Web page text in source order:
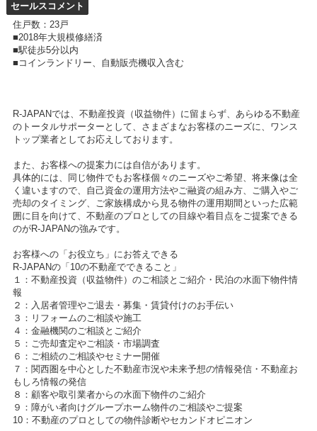
セールスコメント
住戸数：23戸
■2018年大規模修繕済
■駅徒歩5分以内
■コインランドリー、自動販売機収入含む
R-JAPANでは、不動産投資（収益物件）に留まらず、あらゆる不動産
のトータルサポーターとして、さまざまなお客様のニーズに、ワンス
トップ業者としてお応えしております。
また、お客様への提案力には自信があります。
具体的には、同じ物件でもお客様個々のニーズやご希望、将来像は全
く違いますので、自己資金の運用方法やご融資の組み方、ご購入やご
売却のタイミング、ご家族構成から見る物件の運用期間といった広範
囲に目を向けて、不動産のプロとしての目線や着目点をご提案できる
のがR-JAPANの強みです。
お客様への「お役立ち」にお答えできる
R-JAPANの「10の不動産でできること」
１：不動産投資（収益物件）のご相談とご紹介・民泊の水面下物件情
報
２：入居者管理やご退去・募集・賃貸付けのお手伝い
３：リフォームのご相談や施工
４：金融機関のご相談とご紹介
５：ご売却査定やご相談・市場調査
６：ご相続のご相談やセミナー開催
７：関西圏を中心とした不動産市況や未来予想の情報発信・不動産お
もしろ情報の発信
８：顧客や取引業者からの水面下物件のご紹介
９：障がい者向けグループホーム物件のご相談やご提案
10：不動産のプロとしての物件診断やセカンドオピニオン